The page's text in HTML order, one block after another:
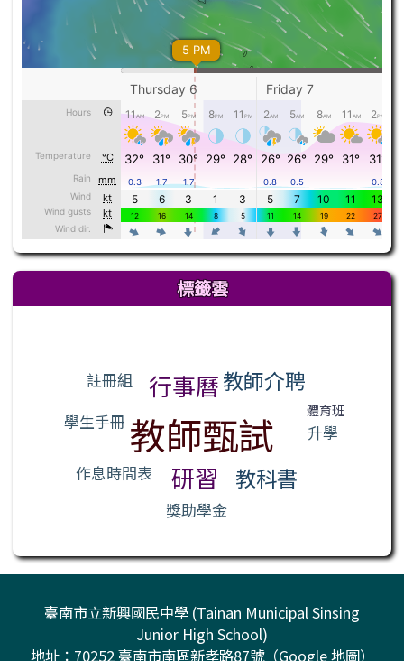
標籤雲
註冊組 行事曆教師介聘
學生手冊 教師甄試 體育班
升學
作息時間表
研習 教科書
獎助學金
臺南市立新興國民中學 (Tainan Municipal Sinsing
Junior High School)
地址：70252 臺南市南區新孝路87號（Google 地圖）